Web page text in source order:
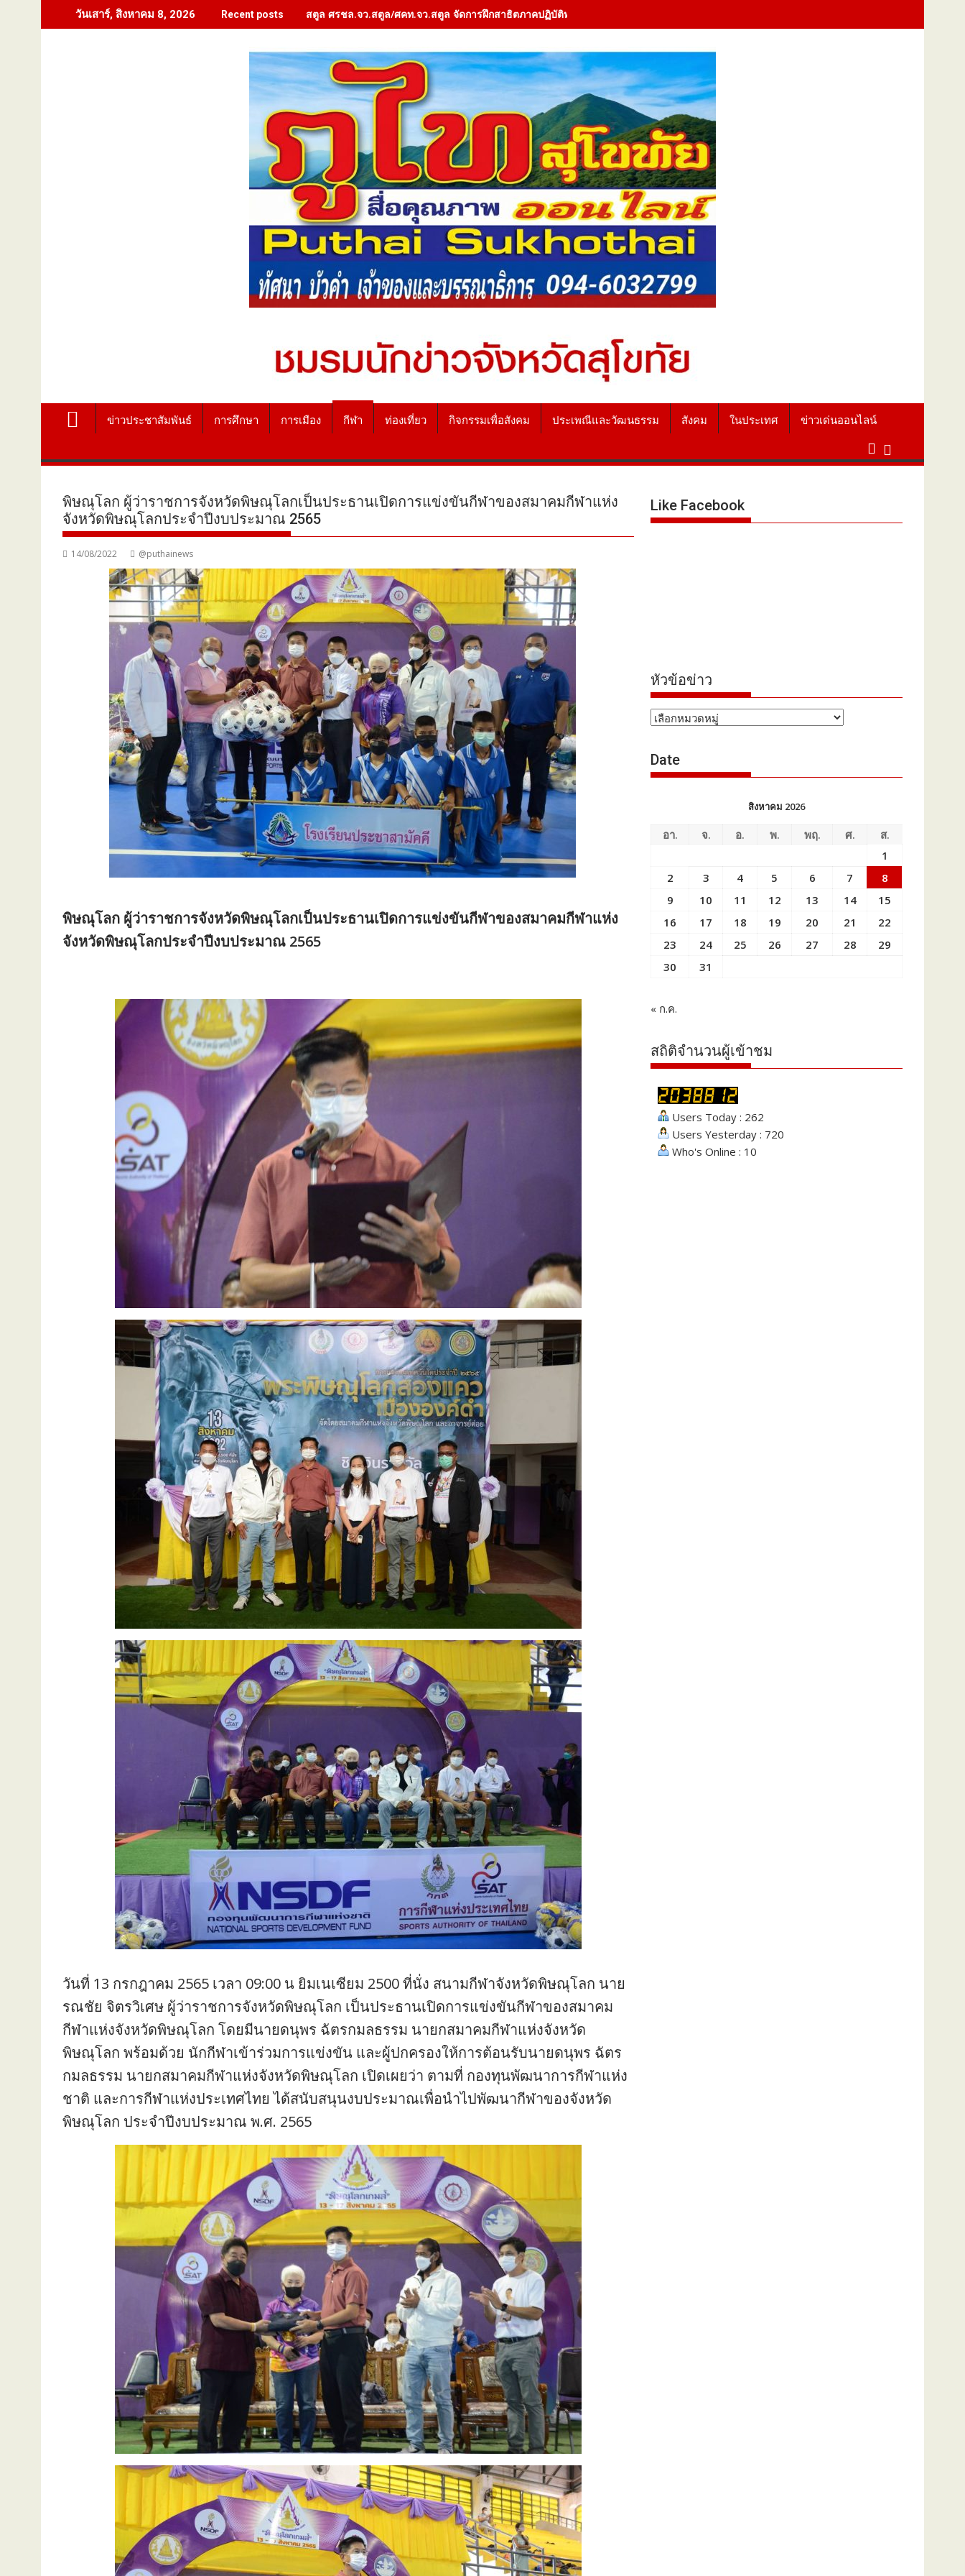
to
วันเสาร์, สิงหาคม 8, 2026 Recent posts สตูล ศรชล.จว.สตูล/ศคท.จว.สตูล จัดการฝึกสาธิตภาคปฏิบัติทางทะเล (Field Training Exercise : FTX) การช่วยเหลือผู้ประสบภัยทางทะเลและการปฏิ
ข่าวประชาสัมพันธ์ การศึกษา การเมือง กีฬา ท่องเที่ยว กิจกรรมเพื่อสังคม ประเพณีและวัฒนธรรม สังคม ในประเทศ ข่าวเด่นออนไลน์
พิษณุโลก ผู้ว่าราชการจังหวัดพิษณุโลกเป็นประธานเปิดการแข่งขันกีฬาของสมาคมกีฬาแห่ง
จังหวัดพิษณุโลกประจำปีงบประมาณ 2565
14/08/2022 @puthainews
พิษณุโลก ผู้ว่าราชการจังหวัดพิษณุโลกเป็นประธานเปิดการแข่งขันกีฬาของสมาคมกีฬาแห่ง
จังหวัดพิษณุโลกประจำปีงบประมาณ 2565
วันที่ 13 กรกฎาคม 2565 เวลา 09:00 น ยิมเนเซียม 2500 ที่นั่ง สนามกีฬาจังหวัดพิษณุโลก นาย
รณชัย จิตรวิเศษ ผู้ว่าราชการจังหวัดพิษณุโลก เป็นประธานเปิดการแข่งขันกีฬาของสมาคม
กีฬาแห่งจังหวัดพิษณุโลก โดยมีนายดนุพร ฉัตรกมลธรรม นายกสมาคมกีฬาแห่งจังหวัด
พิษณุโลก พร้อมด้วย นักกีฬาเข้าร่วมการแข่งขัน และผู้ปกครองให้การต้อนรับนายดนุพร ฉัตร
กมลธรรม นายกสมาคมกีฬาแห่งจังหวัดพิษณุโลก เปิดเผยว่า ตามที่ กองทุนพัฒนาการกีฬาแห่ง
ชาติ และการกีฬาแห่งประเทศไทย ได้สนับสนุนงบประมาณเพื่อนำไปพัฒนากีฬาของจังหวัด
พิษณุโลก ประจำปีงบประมาณ พ.ศ. 2565
Like Facebook
หัวข้อข่าว
หัวข้อ
Date
สิงหาคม 2026
อา. จ. อ. พ. พฤ. ศ.
ส.
1
2
3 4 5 6 7
8
9
10 11 12 13 14
15
16
17 18 19 20 21
22
23
24 25 26 27 28
29
30
31
« ก.ค.
สถิติจำนวนผู้เข้าชม
Users Today : 262
Users Yesterday : 720
Who's Online : 10